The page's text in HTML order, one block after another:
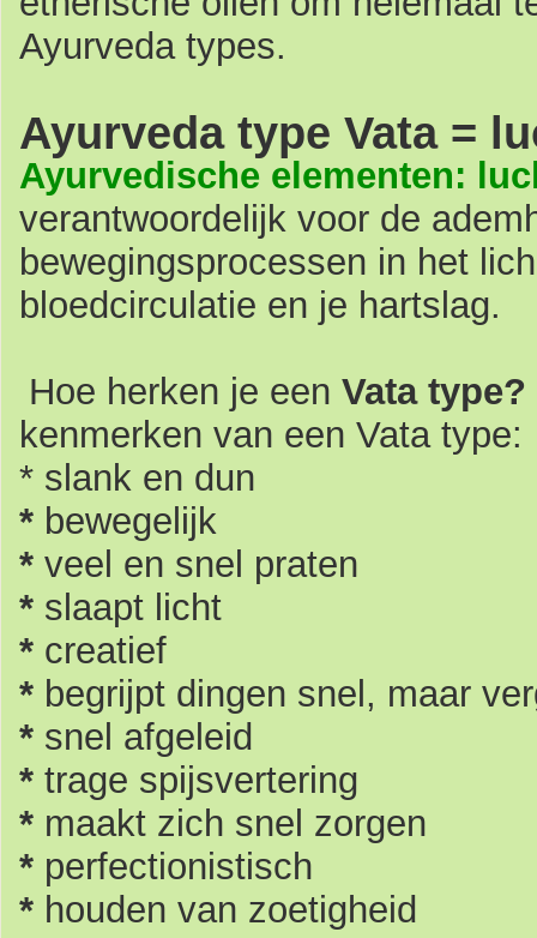
Ayurveda types.
Ayurveda type Vata =
Ayurvedische elementen:
verantwoordelijk voor de
bewegingsprocessen in het
bloedcirculatie en je hartslag.
Hoe herken je een Vata type?
kenmerken van een Vata type:
* slank en dun
* bewegelijk
* veel en snel praten
* slaapt licht
* creatief
* begrijpt dingen snel, maar
* snel afgeleid
* trage spijsvertering
* maakt zich snel zorgen
* perfectionistisch
* houden van zoetigheid